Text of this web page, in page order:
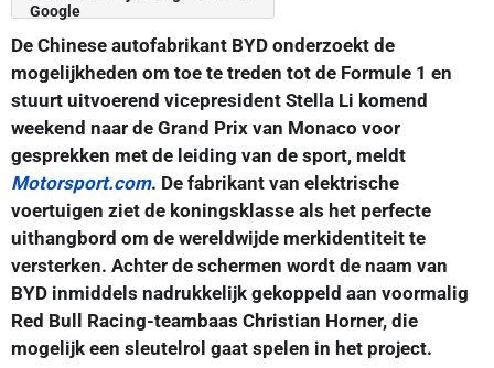
De Chinese autofabrikant BYD onderzoekt de
mogelijkheden om toe te treden tot de Formule 1 en
stuurt uitvoerend vicepresident Stella Li komend
weekend naar de Grand Prix van Monaco voor
gesprekken met de leiding van de sport, meldt
Motorsport.com. De fabrikant van elektrische
voertuigen ziet de koningsklasse als het perfecte
uithangbord om de wereldwijde merkidentiteit te
versterken. Achter de schermen wordt de naam van
BYD inmiddels nadrukkelijk gekoppeld aan voormalig
Red Bull Racing-teambaas Christian Horner, die
mogelijk een sleutelrol gaat spelen in het project.